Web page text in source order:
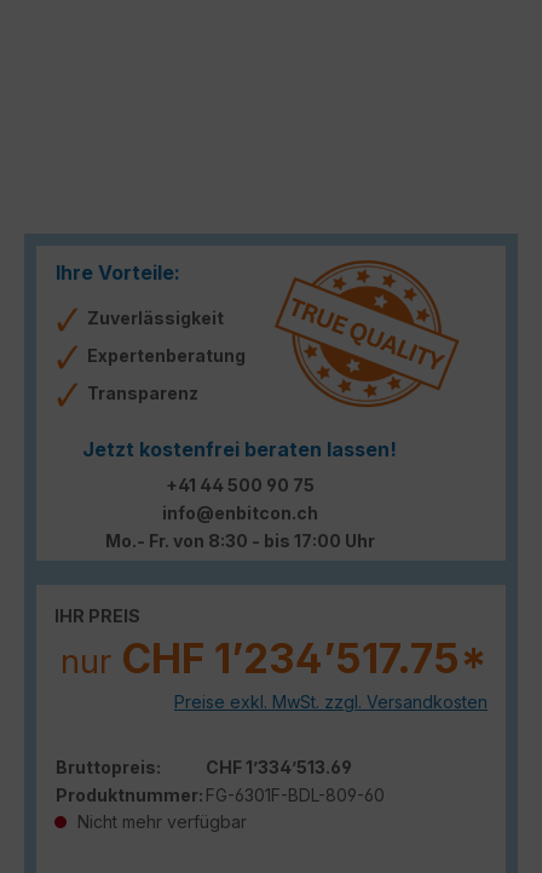
Ihre Vorteile:
Zuverlässigkeit
Expertenberatung
Transparenz
Jetzt kostenfrei beraten lassen!
+41 44 500 90 75
info@enbitcon.ch
Mo.- Fr. von 8:30 - bis 17:00 Uhr
IHR PREIS
nur CHF 1’234’517.75*
Preise exkl. MwSt. zzgl. Versandkosten
Bruttopreis:
CHF 1’334’513.69
Produktnummer: FG-6301F-BDL-809-60
Nicht mehr verfügbar